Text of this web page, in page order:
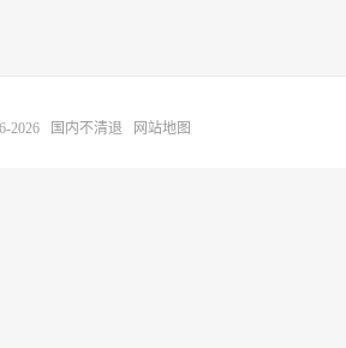
2026 国内不清退 网站地图